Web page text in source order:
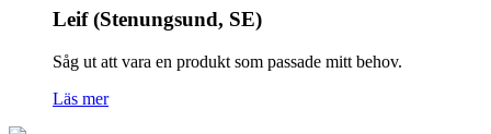
Leif (Stenungsund, SE)
Såg ut att vara en produkt som passade mitt behov.
Läs mer